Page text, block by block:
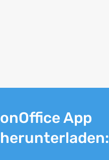
onOffice App
herunterladen: